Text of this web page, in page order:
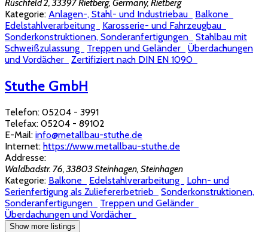
Rüschfeld 2, 33397 Rietberg, Germany, Rietberg
Kategorie: Anlagen-, Stahl- und Industriebau
Balkone
Edelstahlverarbeitung
Karosserie- und Fahrzeugbau
Sonderkonstruktionen, Sonderanfertigungen
Stahlbau mit
Schweißzulassung
Treppen und Geländer
Überdachungen
und Vordächer
Zertifiziert nach DIN EN 1090
Stuthe GmbH
Telefon: 05204 - 3991
Telefax: 05204 - 89102
E-Mail: info@metallbau-stuthe.de
Internet: https://www.metallbau-stuthe.de
Addresse:
Waldbadstr. 76, 33803 Steinhagen, Steinhagen
Kategorie: Balkone Edelstahlverarbeitung
Lohn- und
Serienfertigung als Zuliefererbetrieb
Sonderkonstruktionen,
Sonderanfertigungen
Treppen und Geländer
Überdachungen und Vordächer
Show more listings